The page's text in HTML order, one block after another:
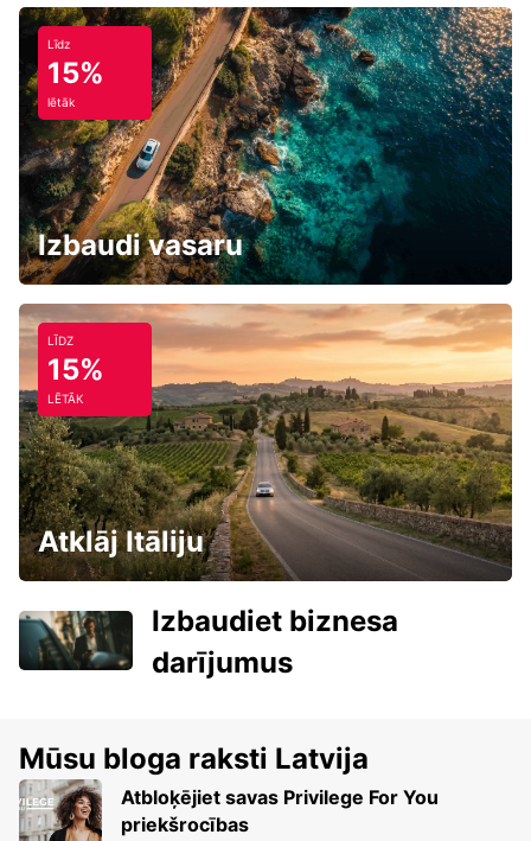
Līdz
15%
lētāk
Izbaudi vasaru
LĪDZ
15%
LĒTĀK
Atklāj Itāliju
Izbaudiet biznesa
darījumus
Mūsu bloga raksti Latvija
Atbloķējiet savas Privilege For You
priekšrocības